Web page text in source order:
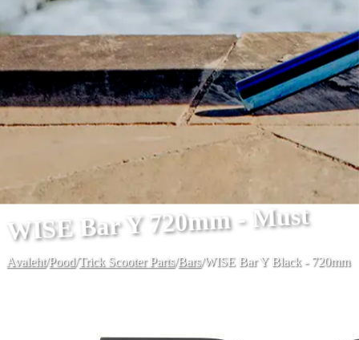
WISE Bar Y 720mm - Must
Avaleht/Pood/Trick Scooter Parts/Bars/WISE Bar Y Black - 720mm